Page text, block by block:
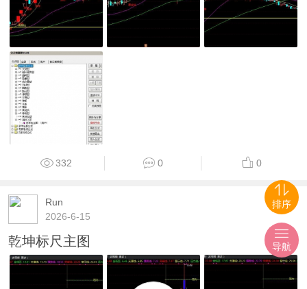
332 0 0
Run
2026-6-15
乾坤标尺主图
排序
导航